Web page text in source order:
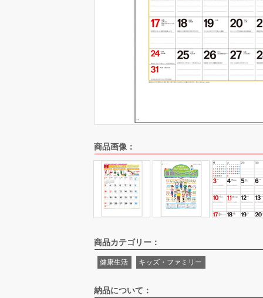
商品画像：
商品カテゴリー：
健康生活 キッズ・ファミリー
納品について：